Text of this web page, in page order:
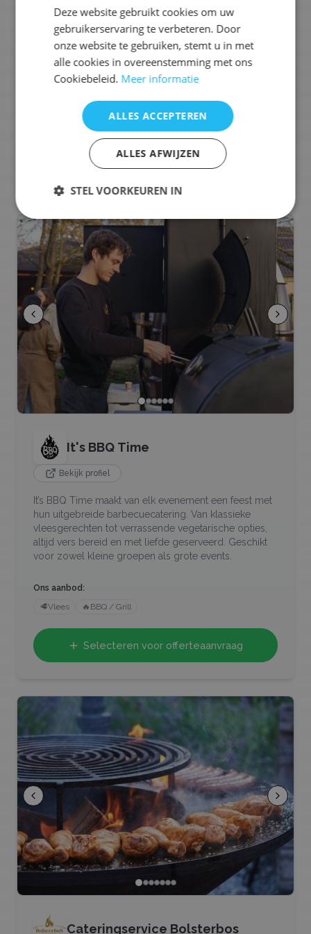
indrukwekkende Oklahoma smokers van meer dan
3000kg vormen het hart van elk event. Met deze
gigantische smokers creëren we de ultieme
smaaksensatie, waarbij het vlees langzaam wordt
gegaard voor een ongeëvenaarde sappigheid en een
intense rooksmaak.
Ons aanbod:
Tapas 🍗Kip
Selecteren voor offerteaanvraag
It's BBQ Time
Bekijk profiel
It’s BBQ Time maakt van elk evenement een feest met
hun uitgebreide barbecuecatering. Van klassieke
vleesgerechten tot verrassende vegetarische opties,
altijd vers bereid en met liefde geserveerd. Geschikt
voor zowel kleine groepen als grote events.
Ons aanbod:
🥩Vlees 🔥 BBQ / Grill
Selecteren voor offerteaanvraag
Cateringservice Bolsterbos
Deze website gebruikt cookies om uw
gebruikerservaring te verbeteren. Door
onze website te gebruiken, stemt u in met
alle cookies in overeenstemming met ons
Cookiebeleid. Meer informatie
ALLES ACCEPTEREN
ALLES AFWIJZEN
STEL VOORKEUREN IN